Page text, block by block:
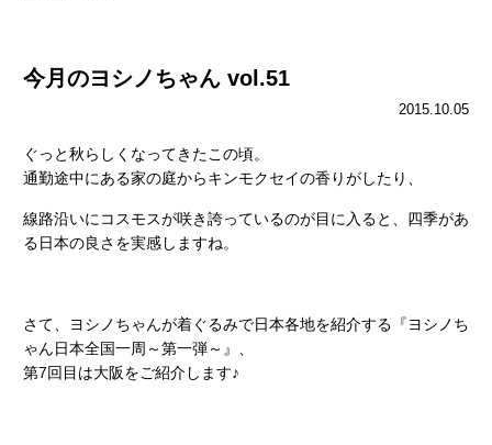
今月のヨシノちゃん vol.51
2015.10.05
ぐっと秋らしくなってきたこの頃。
通勤途中にある家の庭からキンモクセイの香りがしたり、
線路沿いにコスモスが咲き誇っているのが目に入ると、四季があ
る日本の良さを実感しますね。
さて、ヨシノちゃんが着ぐるみで日本各地を紹介する『ヨシノち
ゃん日本全国一周～第一弾～』、
第7回目は大阪をご紹介します♪